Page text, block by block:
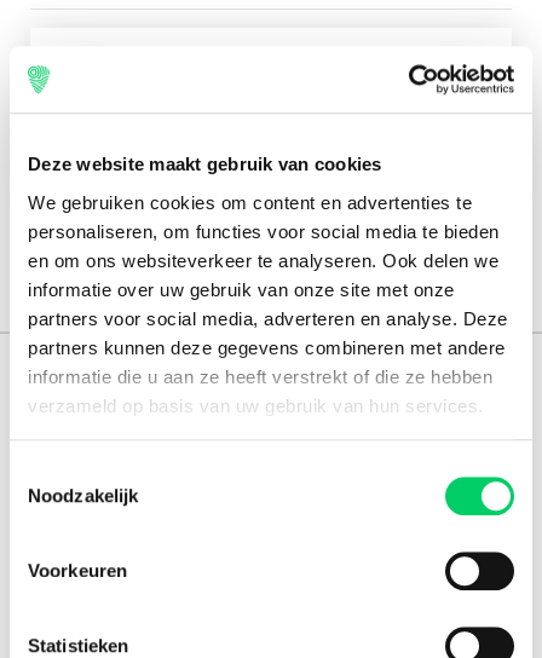
Deze website maakt gebruik van cookies
We gebruiken cookies om content en advertenties te
personaliseren, om functies voor social media te bieden
en om ons websiteverkeer te analyseren. Ook delen we
informatie over uw gebruik van onze site met onze
partners voor social media, adverteren en analyse. Deze
partners kunnen deze gegevens combineren met andere
informatie die u aan ze heeft verstrekt of die ze hebben
verzameld op basis van uw gebruik van hun services.
Noodzakelijk
Voorkeuren
Statistieken
Engels
12 augustus 2020
165.000 reizigers+